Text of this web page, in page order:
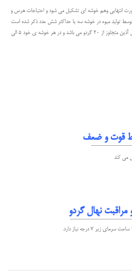
انتهایی وهم خوشه ای تشکیل می شود و احتیاجات هرس و
تولید میوه در خوشه سه یا حداکثر شش عدد ذکر شده است
ولی در باردهی خوشه ای تعداد میوه در هر گل آذین متجاوز از ۲۰ گردو می باشد و در هر خوشه ی خود ۵ الی
قوت و ضعف
نهال گردو